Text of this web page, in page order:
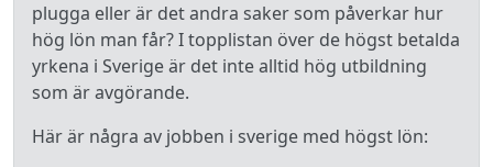
plugga eller är det andra saker som påverkar hur
hög lön man får? I topplistan över de högst betalda
yrkena i Sverige är det inte alltid hög utbildning
som är avgörande.
Här är några av jobben i sverige med högst lön: